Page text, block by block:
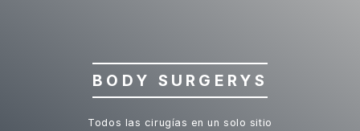
BODY SURGERYS
Todos las cirugías en un solo sitio